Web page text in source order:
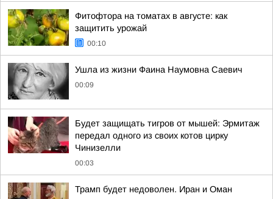
Фитофтора на томатах в августе: как
защитить урожай
00:10
Ушла из жизни Фаина Наумовна Саевич
00:09
Будет защищать тигров от мышей: Эрмитаж
передал одного из своих котов цирку
Чинизелли
00:03
Трамп будет недоволен. Иран и Оман